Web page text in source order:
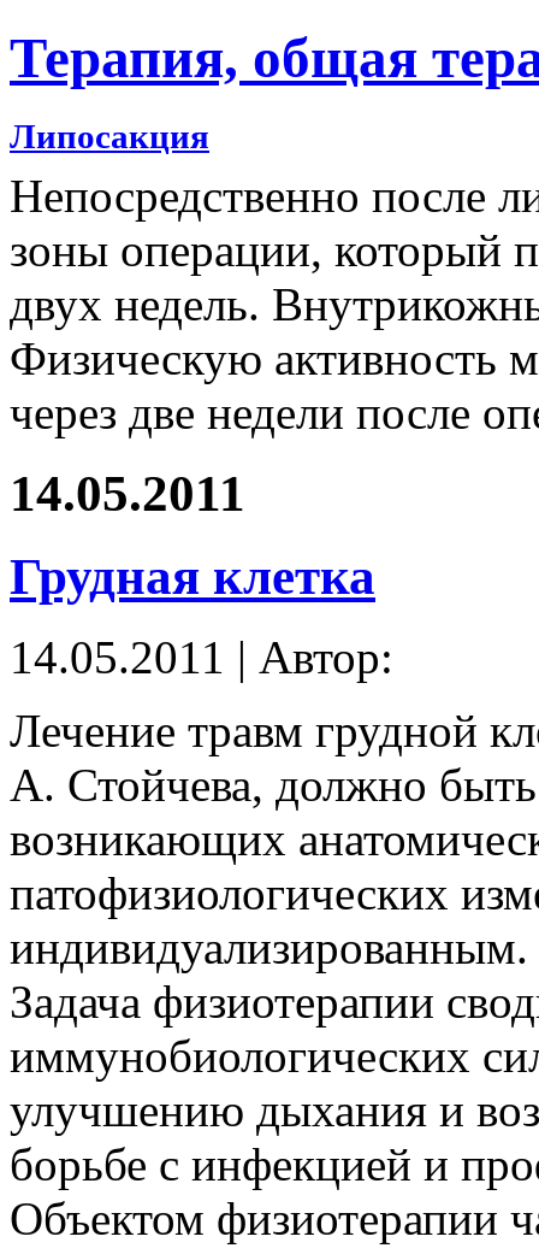
Терапия, общая
Липосакция
Непосредственно после
зоны операции, который
двух недель.
Физическую активность
через две недели после
14.05.2011
Грудная клетка
14.05.2011 | Автор:
Лечение травм грудной
А. Стойчева, должно
возникающих
патофизиологических
индивидуализированным.
Задача физиотерапии
иммунобиологических
улучшению дыхания и
борьбе с инфекцией и
Объектом физиотерапии